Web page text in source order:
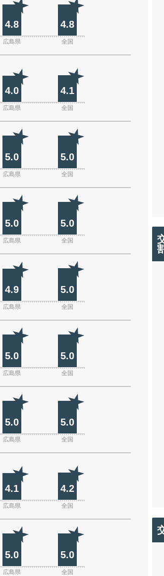
4.8 4.8
広島県 全国
4.0 4.1
広島県 全国
5.0 5.0
広島県 全国
5.0 5.0
広島県 全国
4.9 5.0
広島県 全国
5.0 5.0
広島県 全国
5.0 5.0
広島県 全国
4.1 4.2
広島県 全国
5.0 5.0
広島県 全国